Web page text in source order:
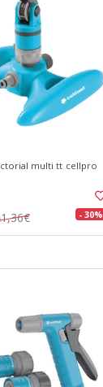
multi tt cellpro
- 30%